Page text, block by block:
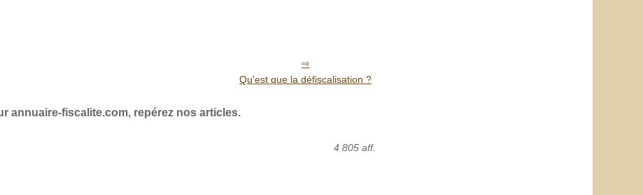
Qu'est que la défiscalisation ?
annuaire-fiscalite.com, repérez nos articles.
4 805 aff.